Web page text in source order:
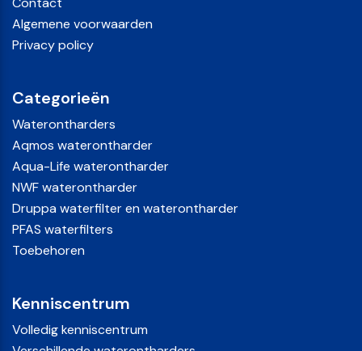
Algemene voorwaarden
Privacy policy
Categorieën
Waterontharders
Aqmos waterontharder
Aqua-Life waterontharder
NWF waterontharder
Druppa waterfilter en waterontharder
PFAS waterfilters
Toebehoren
Kenniscentrum
Volledig kenniscentrum